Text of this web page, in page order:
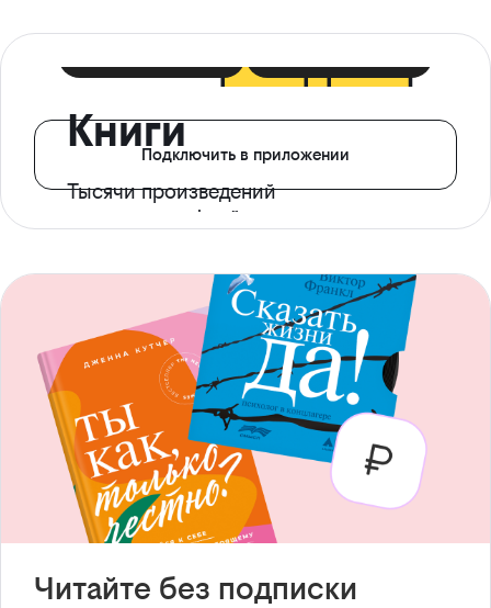
Книги
Тысячи произведений
с доступом офлайн
Подключить в приложении
Читайте без подписки